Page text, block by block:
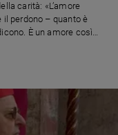
carità: «L’amore
perdono – quanto è
È un amore così
sola cosa che resterà di